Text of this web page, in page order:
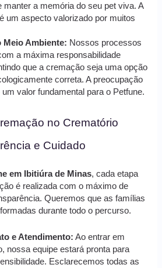
manter a memória do seu pet viva. A
um aspecto valorizado por muitos
Meio Ambiente: Nossos processos
a máxima responsabilidade
que a cremação seja uma opção
correta. A preocupação
valor fundamental para o Petfune.
no Crematório
e Cuidado
em Ibitiúra de Minas, cada etapa
é realizada com o máximo de
Queremos que as famílias
durante todo o percurso.
e Atendimento: Ao entrar em
nossa equipe estará pronta para
Esclarecemos todas as